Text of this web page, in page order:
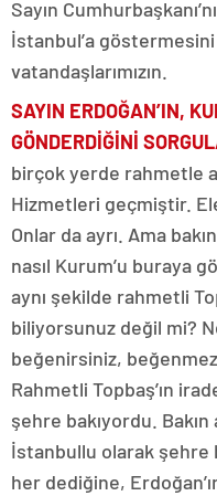
Sayın
İstanbul’a
vatandaşlarımızın.
SAYIN ERDOĞAN’IN,
GÖNDERDİĞİNİ
birçok yerde rahmetle
Hizmetleri geçmiştir.
Onlar da ayrı. Ama
nasıl Kurum’u buraya
aynı şekilde rahmetli
biliyorsunuz değil mi?
beğenirsiniz,
Rahmetli Topbaş’ın
şehre bakıyordu.
İstanbullu olarak şehre
her dediğine,